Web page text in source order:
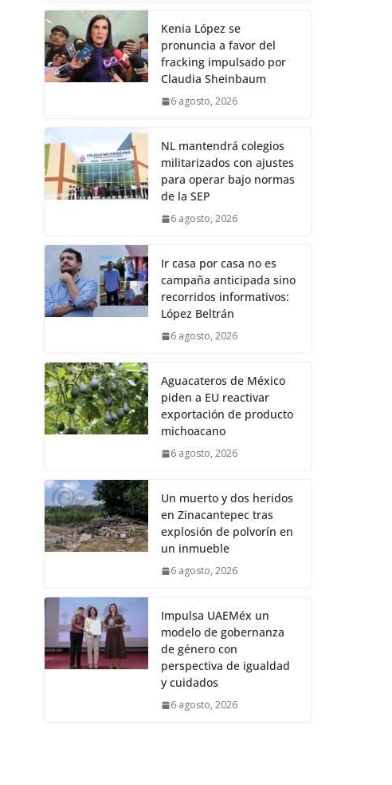
Kenia López se
pronuncia a favor del
fracking impulsado por
Claudia Sheinbaum
6 agosto, 2026
NL mantendrá colegios
militarizados con ajustes
para operar bajo normas
de la SEP
6 agosto, 2026
Ir casa por casa no es
campaña anticipada sino
recorridos informativos:
López Beltrán
6 agosto, 2026
Aguacateros de México
piden a EU reactivar
exportación de producto
michoacano
6 agosto, 2026
Un muerto y dos heridos
en Zinacantepec tras
explosión de polvorín en
un inmueble
6 agosto, 2026
Impulsa UAEMéx un
modelo de gobernanza
de género con
perspectiva de igualdad
y cuidados
6 agosto, 2026